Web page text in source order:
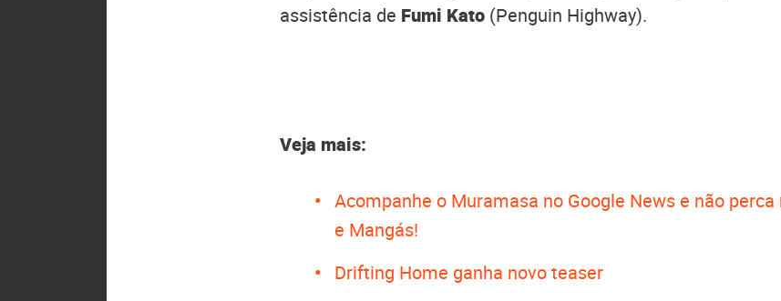
assistência de Fumi Kato (Penguin Highway).
Veja mais:
Acompanhe o Muramasa no Google News e não
e Mangás!
Drifting Home ganha novo teaser